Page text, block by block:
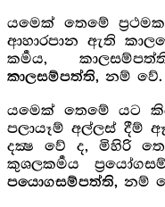
යමෙක් තෙමේ
ආහාරපාන ඇති
කර්‍මය,
කාලසම්පත්ති, නම් වේ.
යමෙක් තෙමේ යට
පලායෑම් අල්ලස් දීම්
දක්‍ෂ වේ ද, මිහිරි
කුශලකර්‍මය
පයොගසම්පත්ති, නම්